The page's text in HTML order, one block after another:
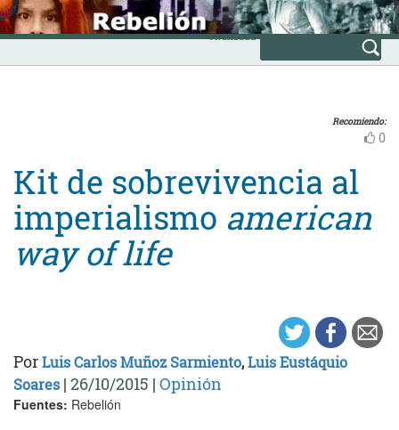
Skip
to
content
INICIO
Avanzada
Recomiendo:
0
Kit de sobrevivencia al
imperialismo american
way of life
PorLuis Carlos Muñoz Sarmiento,Luis Eustáquio
Soares | 26/10/2015 | Opinión
Fuentes: Rebelión